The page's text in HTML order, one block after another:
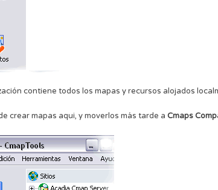
contiene todos los mapas y recursos alojados
crear mapas aqui, y moverlos más tarde a Cmaps